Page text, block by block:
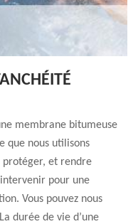
membrane bitumeuse
que nous utilisons
protéger, et rendre
pour une
Vous pouvez nous
durée de vie d’une